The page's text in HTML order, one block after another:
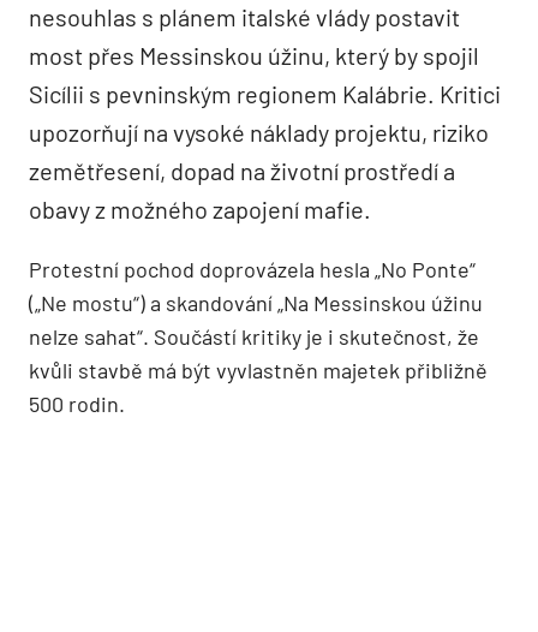
nesouhlas s plánem italské vlády postavit
most přes Messinskou úžinu, který by spojil
Sicílii s pevninským regionem Kalábrie. Kritici
upozorňují na vysoké náklady projektu, riziko
zemětřesení, dopad na životní prostředí a
obavy z možného zapojení mafie.
Protestní pochod doprovázela hesla „No Ponte“
(„Ne mostu“) a skandování „Na Messinskou úžinu
nelze sahat“. Součástí kritiky je i skutečnost, že
kvůli stavbě má být vyvlastněn majetek přibližně
500 rodin.